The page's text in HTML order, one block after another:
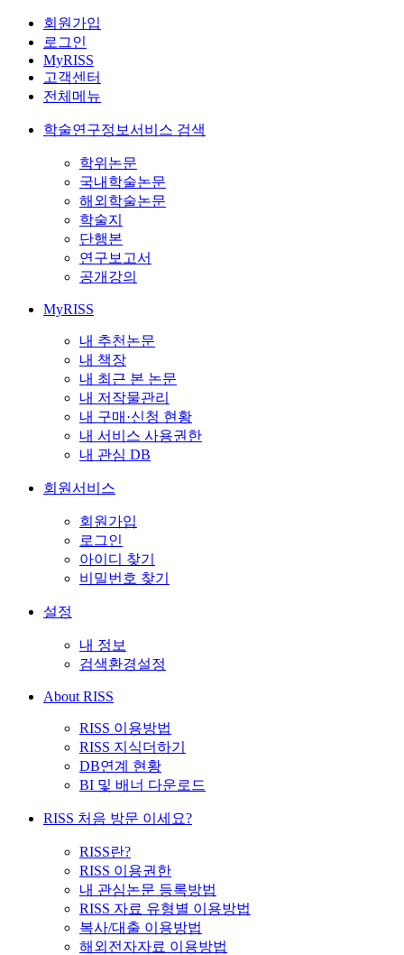
회원가입
로그인
MyRISS
고객센터
전체메뉴
학술연구정보서비스 검색
학위논문
국내학술논문
해외학술논문
학술지
단행본
연구보고서
공개강의
MyRISS
내 추천논문
내 책장
내 최근 본 논문
내 저작물관리
내 구매·신청 현황
내 서비스 사용권한
내 관심 DB
회원서비스
회원가입
로그인
아이디 찾기
비밀번호 찾기
설정
내 정보
검색환경설정
About RISS
RISS 이용방법
RISS 지식더하기
DB연계 현황
BI 및 배너 다운로드
RISS 처음 방문 이세요?
RISS란?
RISS 이용권한
내 관심논문 등록방법
RISS 자료 유형별 이용방법
복사/대출 이용방법
해외전자자료 이용방법